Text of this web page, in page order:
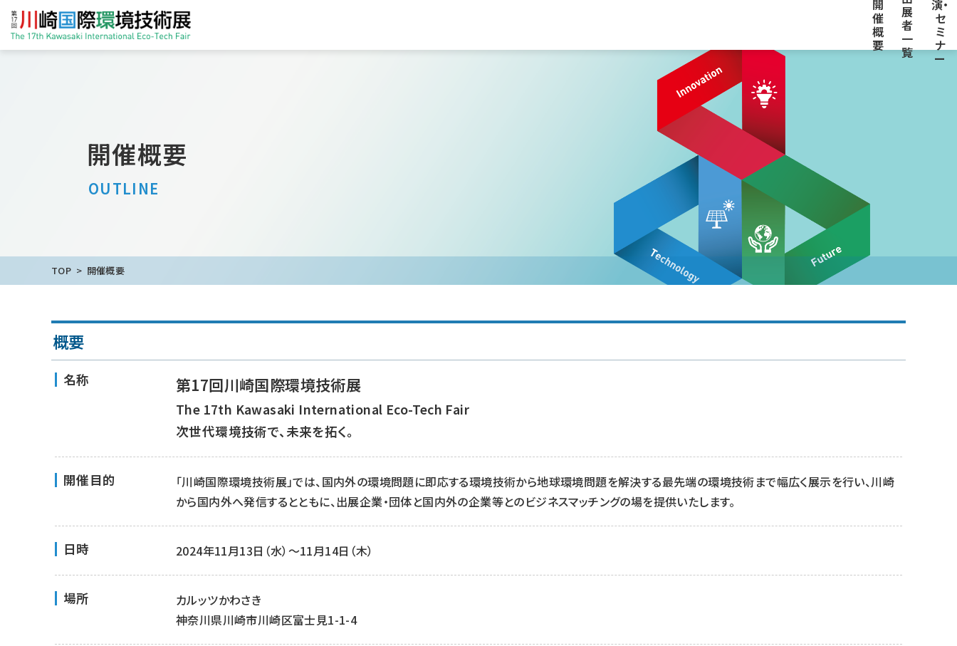
開
催
概
要
展
者
一
覧
演・
セ
ミ
ナ
ー
開催概要
OUTLINE
TOP 開催概要
概要
名称 第17回川崎国際環境技術展
The 17th Kawasaki International Eco-Tech Fair
次世代環境技術で、未来を拓く。
開催目的
「川崎国際環境技術展」では、国内外の環境問題に即応する環境技術から地球環境問題を解決する最先端の環境技術まで幅広く展示を行い、川崎
から国内外へ発信するとともに、出展企業・団体と国内外の企業等とのビジネスマッチングの場を提供いたします。
日時 2024年11月13日（水）～11月14日（木）
場所
カルッツかわさき
神奈川県川崎市川崎区富士見1-1-4